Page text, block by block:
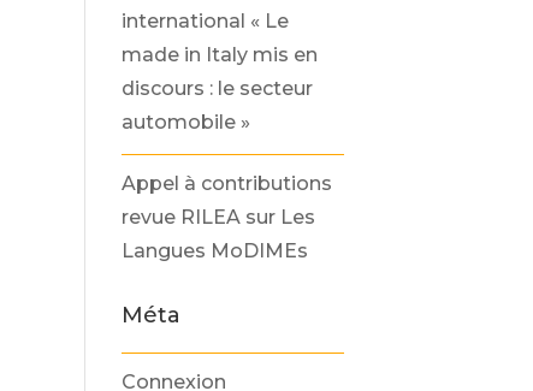
international « Le
made in Italy mis en
discours : le secteur
automobile »
Appel à contributions
revue RILEA sur Les
Langues MoDIMEs
Méta
Connexion